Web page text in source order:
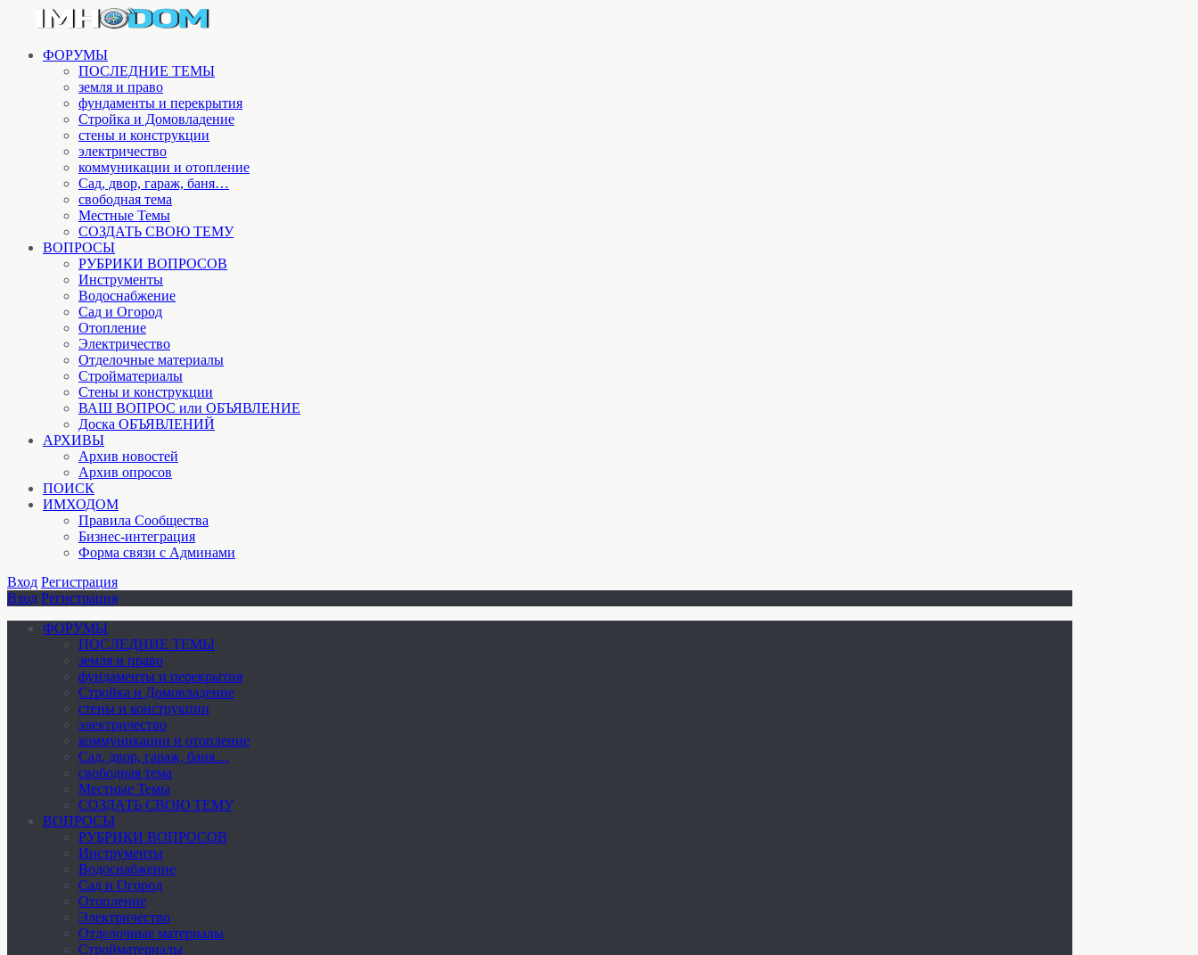
ФОРУМЫ
ПОСЛЕДНИЕ ТЕМЫ
земля и право
фундаменты и перекрытия
Стройка и Домовладение
стены и конструкции
электричество
коммуникации и отопление
Cад, двор, гараж, баня…
свободная тема
Местные Темы
СОЗДАТЬ СВОЮ ТЕМУ
ВОПРОСЫ
РУБРИКИ ВОПРОСОВ
Инструменты
Водоснабжение
Сад и Огород
Отопление
Электричество
Отделочные материалы
Стройматериалы
Стены и конструкции
ВАШ ВОПРОС или ОБЪЯВЛЕНИЕ
Доска ОБЪЯВЛЕНИЙ
АРХИВЫ
Архив новостей
Архив опросов
ПОИСК
ИМХОДОМ
Правила Сообщества
Бизнес-интеграция
Форма связи с Админами
Вход Регистрация
Вход Регистрация
ФОРУМЫ
ПОСЛЕДНИЕ ТЕМЫ
земля и право
фундаменты и перекрытия
Стройка и Домовладение
стены и конструкции
электричество
коммуникации и отопление
Cад, двор, гараж, баня…
свободная тема
Местные Темы
СОЗДАТЬ СВОЮ ТЕМУ
ВОПРОСЫ
РУБРИКИ ВОПРОСОВ
Инструменты
Водоснабжение
Сад и Огород
Отопление
Электричество
Отделочные материалы
Стройматериалы